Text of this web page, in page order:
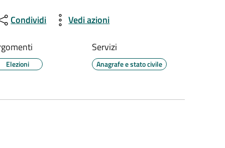
Condividi
Vedi azioni
Elezioni
Servizi
Anagrafe e stato civile